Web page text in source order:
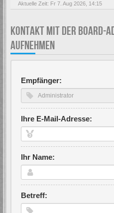
Aktuelle Zeit: Fr 7. Aug 2026, 14:15
KONTAKT MIT DER BOARD-
AUFNEHMEN
Empfänger:
Ihre E-Mail-Adresse:
Ihr Name:
Betreff: